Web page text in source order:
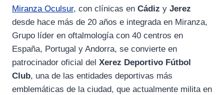
Miranza Oculsur, con clínicas en Cádiz y Jerez
desde hace más de 20 años e integrada en Miranza,
Grupo líder en oftalmología con 40 centros en
España, Portugal y Andorra, se convierte en
patrocinador oficial del Xerez Deportivo Fútbol
Club, una de las entidades deportivas más
emblemáticas de la ciudad, que actualmente milita en